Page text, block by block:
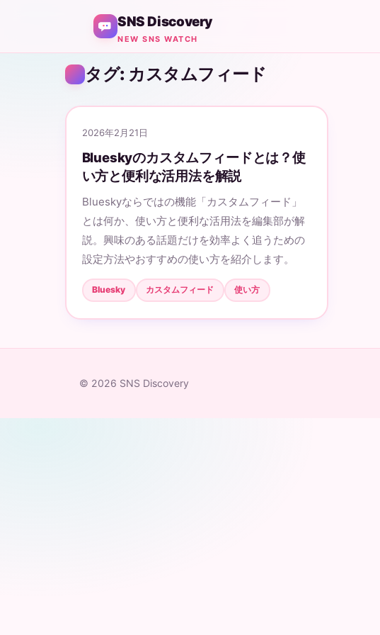
SNS Discovery
NEW SNS WATCH
タグ: カスタムフィード
2026年2月21日
Blueskyのカスタムフィードとは？使
い方と便利な活用法を解説
Blueskyならではの機能「カスタムフィード」
とは何か、使い方と便利な活用法を編集部が解
説。興味のある話題だけを効率よく追うための
設定方法やおすすめの使い方を紹介します。
Bluesky カスタムフィード 使い方
© 2026 SNS Discovery